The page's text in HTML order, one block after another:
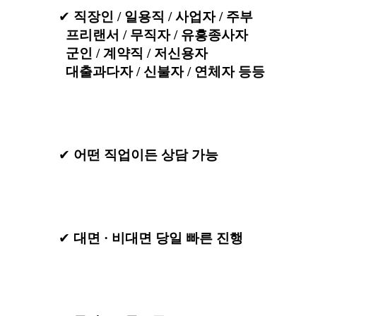
✔ 직장인 / 일용직 / 사업자 / 주부
프리랜서 / 무직자 / 유흥종사자
군인 / 계약직 / 저신용자
대출과다자 / 신불자 / 연체자 등등
✔ 어떤 직업이든 상담 가능
✔ 대면 · 비대면 당일 빠른 진행